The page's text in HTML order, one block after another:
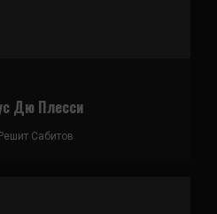
Дю Плесси
Решит Сабитов